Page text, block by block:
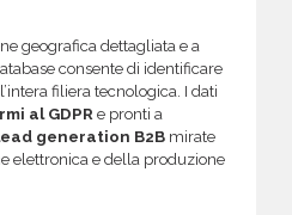
geografica dettagliata e a
consente di identificare
filiera tecnologica. I dati
al GDPR e pronti a
generation B2B mirate
elettronica e della produzione